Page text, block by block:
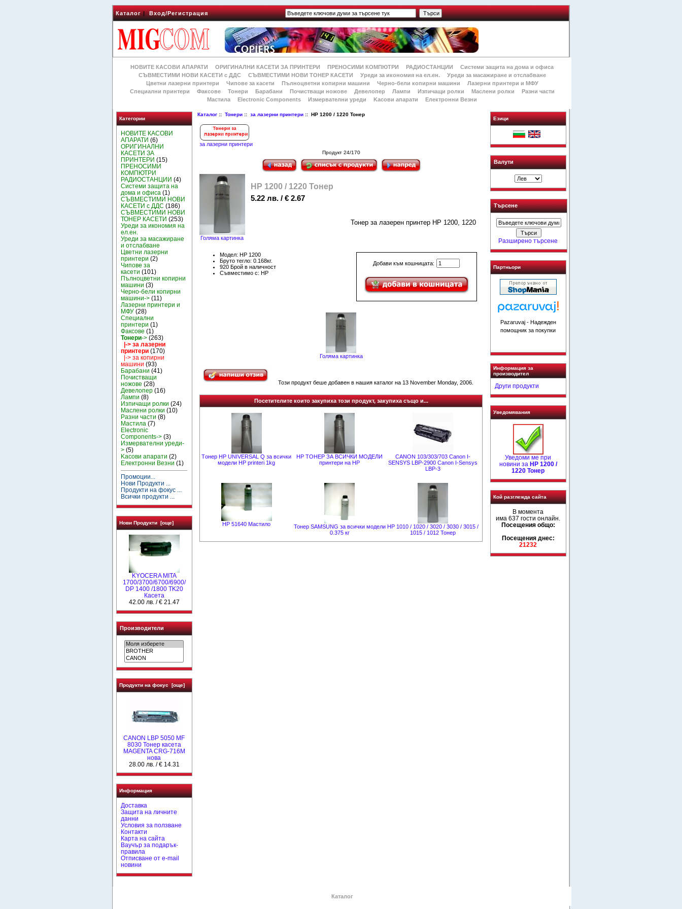
Каталог|Вход/Регистрация
НОВИТЕ КАСОВИ АПАРАТИ ОРИГИНАЛНИ КАСЕТИ ЗА ПРИНТЕРИ ПРЕНОСИМИ КОМПЮТРИ РАДИОСТАНЦИИ
Системи защита на дома и офиса
СЪВМЕСТИМИ НОВИ КАСЕТИ с ДДС
СЪВМЕСТИМИ НОВИ ТОНЕР КАСЕТИ Уреди за икономия на ел.ен.
Уреди за масажиране и отслабване
Цветни лазерни принтери
Чипове за касети Пълноцветни копирни машини Черно-бели копирни машини
Лазерни принтери и МФУ
Специални принтери
Факсове Тонери Барабани Почистващи ножове Девелопер Лампи Изпичащи ролки Маслени ролки
Разни части
Мастила
Electronic Components Измервателни уреди Kасови апарати Електронни Везни
Категории
НОВИТЕ КАСОВИ
АПАРАТИ (6)
ОРИГИНАЛНИ
КАСЕТИ ЗА
ПРИНТЕРИ (15)
ПРЕНОСИМИ
КОМПЮТРИ
РАДИОСТАНЦИИ (4)
Системи защита на
дома и офиса (1)
СЪВМЕСТИМИ НОВИ
КАСЕТИ с ДДС (186)
СЪВМЕСТИМИ НОВИ
ТОНЕР КАСЕТИ (253)
Уреди за икономия на
ел.ен.
Уреди за масажиране
и отслабване
Цветни лазерни
принтери (2)
Чипове за
касети (101)
Пълноцветни копирни
машини (3)
Черно-бели копирни
машини-> (11)
Лазерни принтери и
МФУ (28)
Специални
принтери (1)
Факсове (1)
Тонери-> (263)
|-> за лазерни
принтери (170)
|-> за копирни
машини (93)
Барабани (41)
Почистващи
ножове (28)
Девелопер (16)
Лампи (8)
Изпичащи ролки (24)
Маслени ролки (10)
Разни части (8)
Мастила (7)
Electronic
Components-> (3)
Измервателни уреди-
> (5)
Kасови апарати (2)
Електронни Везни (1)
Промоции...
Нови Продукти ...
Продукти на фокус ...
Всички продукти ...
Нови Продукти [още]
KYOCERA MITA
1700/3700/6700/6900/
DP 1400 /1800 TK20
Касета
42.00 лв. / € 21.47
Производители
Продукти на фокус [още]
CANON LBP 5050 MF
8030 Тонер касета
MAGENTA CRG-716M
нова
28.00 лв. / € 14.31
Информация
Доставка
Защита на личните
данни
Условия за ползване
Контакти
Карта на сайта
Ваучър за подарък-
правила
Отписване от e-mail
новини
Каталог ::Тонери ::за лазерни принтери :: HP 1200 / 1220 Тонер
за лазерни принтери
Продукт 24/170
Голяма картинка
HP 1200 / 1220 Тонер
5.22 лв. / € 2.67
Тонер за лазерен принтер HP 1200, 1220
Добави към кошницата:
Модел: HP 1200
Бруто тегло: 0.168кг.
920 Брой в наличност
Съвместимо с: HP
Голяма картинка
Този продукт беше добавен в нашия каталог на 13 November Monday, 2006.
Посетителите които закупиха този продукт, закупиха също и...
Tонер HP UNIVERSAL Q за всички
модели HP printeri 1kg
НР ТОНЕР ЗА ВСИЧКИ МОДЕЛИ
принтери на НР
CANON 103/303/703 Canon I-
SENSYS LBP-2900 Canon I-Sensys
LBP-3
HP 51640 Mастило
Тонер SAMSUNG за всички модели
0.375 кг
HP 1010 / 1020 / 3020 / 3030 / 3015 /
1015 / 1012 Тонер
Езици
Валути
Търсене
Разширено търсене
Партньори
Pazaruvaj - Надежден
помощник за покупки
Информация за
производител
Други продукти
Уведомявания
Уведоми ме при
новини за HP 1200 /
1220 Тонер
Кой разглежда сайта
В момента
има 637 гости онлайн.
Посещения общо:
Посещения днес:
21232
Каталог